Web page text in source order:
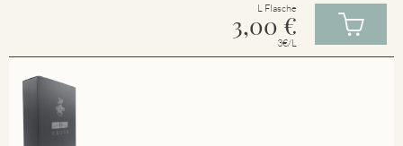
L Flasche
3,00 €
3€/L